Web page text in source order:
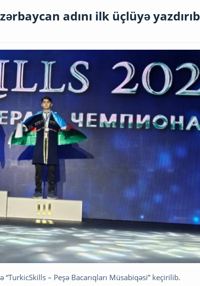
adını ilk üçlüyə yazdırıb
– Peşə Bacarıqları Müsabiqəsi” keçirilib.